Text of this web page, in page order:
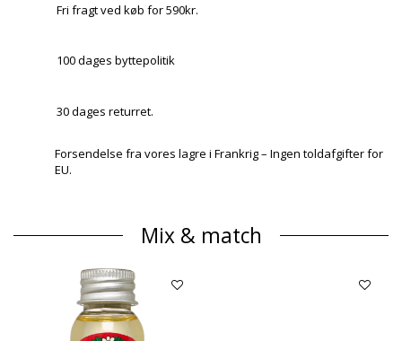
Fri fragt ved køb for 590kr.
100 dages byttepolitik
30 dages returret.
Forsendelse fra vores lagre i Frankrig – Ingen toldafgifter for
EU.
Mix & match